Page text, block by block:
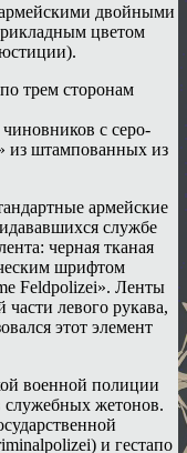
двойными
цветом
трем сторонам
с серо-
из штампованных из
армейские
службе
черная тканая
шрифтом
Feldpolizei». Ленты
левого рукава,
этот элемент
военной полиции
служебных жетонов.
и гестапо